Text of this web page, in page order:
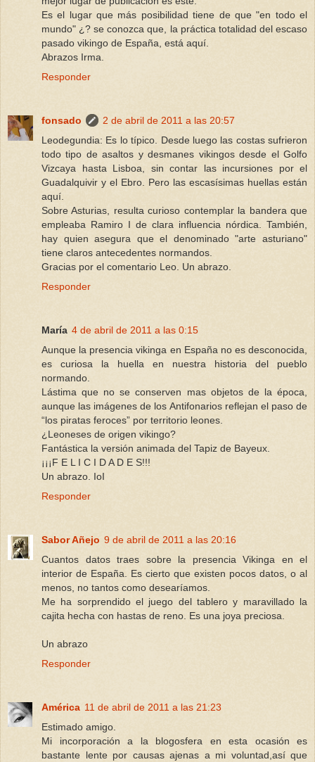
Es el lugar que más posibilidad tiene de que "en todo el
mundo" ¿? se conozca que, la práctica totalidad del escaso
pasado vikingo de España, está aquí.
Abrazos Irma.
Responder
fonsado
2 de abril de 2011 a las 20:57
Leodegundia: Es lo típico. Desde luego las costas sufrieron
todo tipo de asaltos y desmanes vikingos desde el Golfo
Vizcaya hasta Lisboa, sin contar las incursiones por el
Guadalquivir y el Ebro. Pero las escasísimas huellas están
aquí.
Sobre Asturias, resulta curioso contemplar la bandera que
empleaba Ramiro I de clara influencia nórdica. También,
hay quien asegura que el denominado "arte asturiano"
tiene claros antecedentes normandos.
Gracias por el comentario Leo. Un abrazo.
Responder
María 4 de abril de 2011 a las 0:15
Aunque la presencia vikinga en España no es desconocida,
es curiosa la huella en nuestra historia del pueblo
normando.
Lástima que no se conserven mas objetos de la época,
aunque las imágenes de los Antifonarios reflejan el paso de
“los piratas feroces” por territorio leones.
¿Leoneses de origen vikingo?
Fantástica la versión animada del Tapiz de Bayeux.
¡¡¡F E L I C I D A D E S!!!
Un abrazo. IoI
Responder
Sabor Añejo 9 de abril de 2011 a las 20:16
Cuantos datos traes sobre la presencia Vikinga en el
interior de España. Es cierto que existen pocos datos, o al
menos, no tantos como desearíamos.
Me ha sorprendido el juego del tablero y maravillado la
cajita hecha con hastas de reno. Es una joya preciosa.
Un abrazo
Responder
América 11 de abril de 2011 a las 21:23
Estimado amigo.
Mi incorporación a la blogosfera en esta ocasión es
bastante lente por causas ajenas a mi voluntad,así que